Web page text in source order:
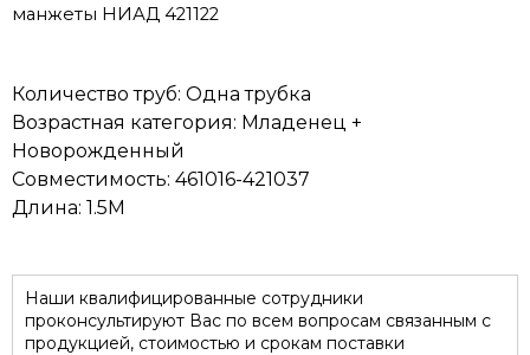
манжеты НИАД 421122
Количество труб: Одна трубка
Возрастная категория: Младенец +
Новорожденный
Совместимость: 461016-421037
Длина: 1.5M
Наши квалифицированные сотрудники
проконсультируют Вас по всем вопросам связанным с
продукцией, стоимостью и срокам поставки